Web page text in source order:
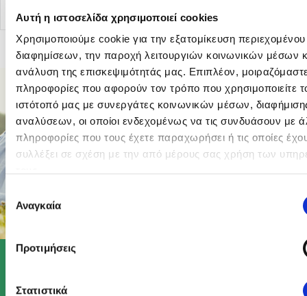
Αυτή η ιστοσελίδα χρησιμοποιεί cookies
Χρησιμοποιούμε cookie για την εξατομίκευση περιεχομένου
διαφημίσεων, την παροχή λειτουργιών κοινωνικών μέσων
ανάλυση της επισκεψιμότητάς μας. Επιπλέον,
πληροφορίες που αφορούν τον τρόπο που χρησιμοποιείτε
ιστότοπό μας με συνεργάτες κοινωνικών μέσων,
αναλύσεων, οι οποίοι ενδεχομένως να τις συνδυάσουν με
πληροφορίες που τους έχετε παραχωρήσει ή τις οποίες
συλλέξει σε σχέση με την από μέρους σας χρήση των
συγκατάθεσης
Αναγκαία
Προτιμήσεις
Στατιστικά